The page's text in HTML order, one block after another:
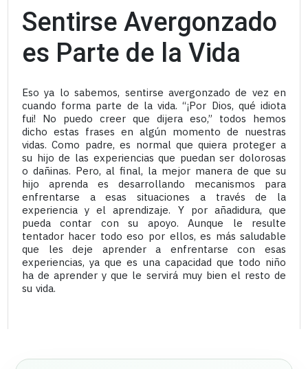
Sentirse Avergonzado
es Parte de la Vida
Eso ya lo sabemos, sentirse avergonzado de vez en
cuando forma parte de la vida. “¡Por Dios, qué idiota
fui! No puedo creer que dijera eso,” todos hemos
dicho estas frases en algún momento de nuestras
vidas. Como padre, es normal que quiera proteger a
su hijo de las experiencias que puedan ser dolorosas
o dañinas. Pero, al final, la mejor manera de que su
hijo aprenda es desarrollando mecanismos para
enfrentarse a esas situaciones a través de la
experiencia y el aprendizaje. Y por añadidura, que
pueda contar con su apoyo. Aunque le resulte
tentador hacer todo eso por ellos, es más saludable
que les deje aprender a enfrentarse con esas
experiencias, ya que es una capacidad que todo niño
ha de aprender y que le servirá muy bien el resto de
su vida.